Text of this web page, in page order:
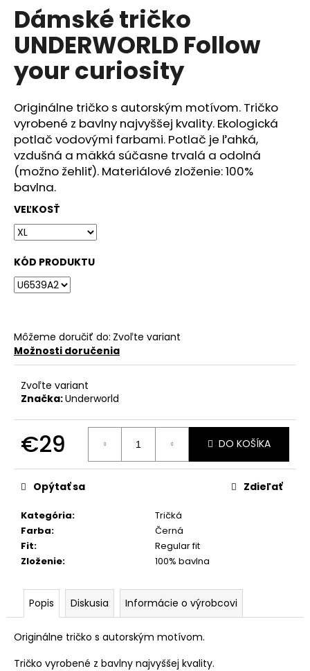
produktu
je
0,0
z
5
hviezdičiek.
Dámské tričko
UNDERWORLD Follow
your curiosity
Originálne tričko s autorským motívom. Tričko
vyrobené z bavlny najvyššej kvality. Ekologická
potlač vodovými farbami. Potlač je ľahká,
vzdušná a mäkká súčasne trvalá a odolná
(možno žehliť). Materiálové zloženie: 100%
bavlna.
VEĽKOSŤ
KÓD PRODUKTU
Môžeme doručiť do: Zvoľte variant
Možnosti doručenia
Zvoľte variant
Značka:Underworld
€29
cena:
DO KOŠÍKA
Kategória:
Tričká
Farba:
Černá
Fit:
Regular fit
Zloženie: 100% bavlna
Opýtať sa Zdieľať
Popis Diskusia Informácie o výrobcovi
Originálne tričko s autorským motívom.
Tričko vyrobené z bavlny najvyššej kvality.
a
m
e
DÁMSKÉ
TRIČKO
UNDERWORLD
COMPASS
€29